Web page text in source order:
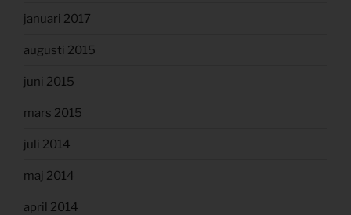
januari 2017
augusti 2015
juni 2015
mars 2015
juli 2014
maj 2014
april 2014